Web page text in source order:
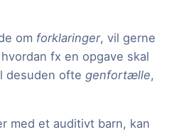
om forklaringer, vil gerne
fx en opgave skal
desuden ofte genfortælle,
med et auditivt barn, kan